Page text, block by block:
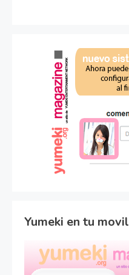
Yumeki en tu movil